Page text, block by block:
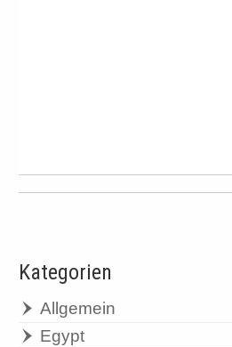
Kategorien
Allgemein
Egypt